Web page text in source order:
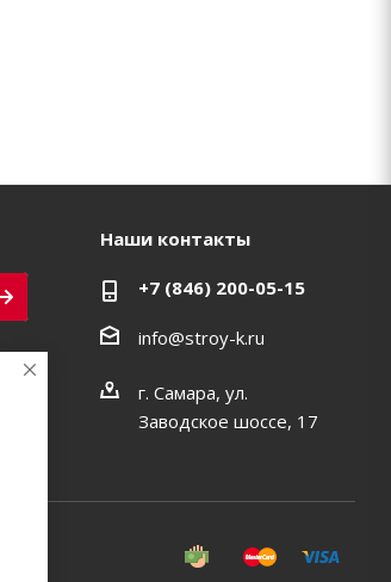
Наши контакты
+7 (846) 200-05-15
info@stroy-k.ru
г. Самара, ул.
Заводское шоссе, 17